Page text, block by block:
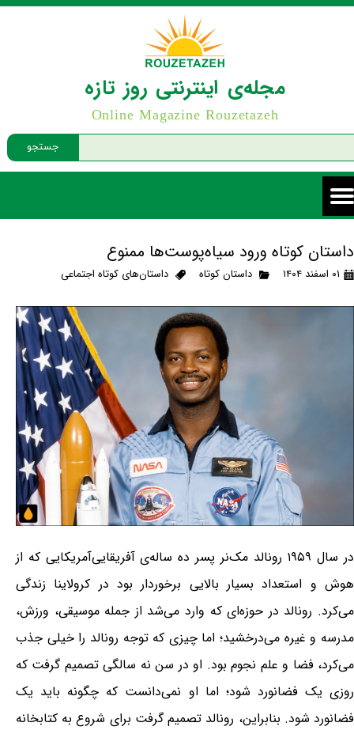
جستجو
مجله‌ی اینترنتی روز تازه
Online Magazine Rouzetazeh
داستان کوتاه ورود سیاه‌پوست‌ها ممنوع
۰۱ اسفند ۱۴۰۴ داستان کوتاه داستان‌های کوتاه اجتماعی
در سال ۱۹۵۹ رونالد مک‌نر پسر ده ساله‌ی آفریقایی‌آمریکایی که از
هوش و استعداد بسیار بالایی برخوردار بود در کرولاینا زندگی
می‌کرد. رونالد در حوزه‌ای که وارد می‌شد از جمله موسیقی، ورزش،
مدرسه و غیره می‌درخشید؛ اما چیزی که توجه رونالد را خیلی جذب
می‌کرد، فضا و علم نجوم بود. او در سن نه سالگی تصمیم گرفت که
روزی یک فضانورد شود؛ اما او نمی‌دانست که چگونه باید یک
فضانورد شود. بنابراین، رونالد تصمیم گرفت برای شروع به کتابخانه